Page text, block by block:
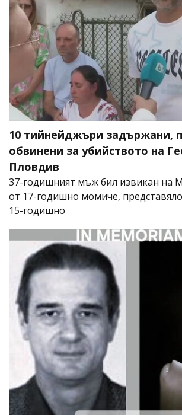
10 тийнейджъри задържани,
обвинени за убийството на
Пловдив
37-годишният мъж бил извикан на
от 17-годишно момиче,
15-годишно